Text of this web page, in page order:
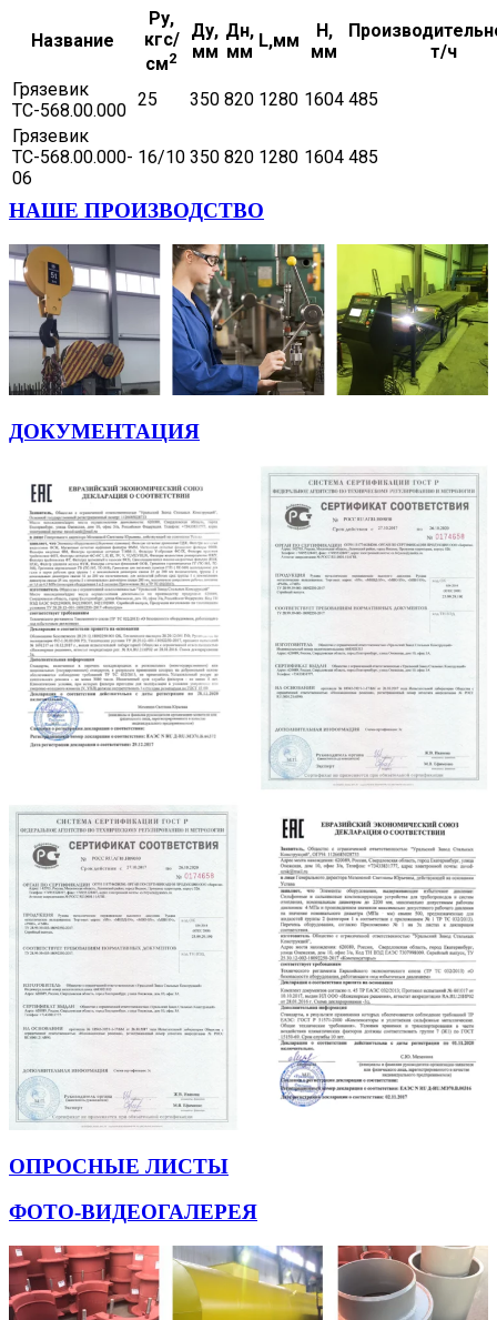
Название
Ру,
кгс/
см2
Ду,
мм
Дн,
мм
L,мм
H,
мм
т/ч
Грязевик
ТС-568.00.000
25 350 820 1280 1604 485
Грязевик
ТС-568.00.000-
06
16/10 350 820 1280 1604 485
НАШЕ ПРОИЗВОДСТВО
ДОКУМЕНТАЦИЯ
ОПРОСНЫЕ ЛИСТЫ
ФОТО-ВИДЕОГАЛЕРЕЯ